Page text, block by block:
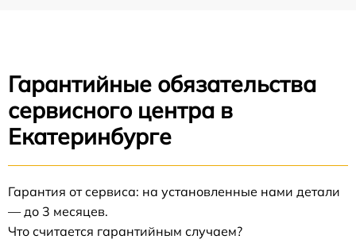
Гарантийные обязательства
сервисного центра в
Екатеринбурге
Гарантия от сервиса: на установленные нами детали
— до 3 месяцев.
Что считается гарантийным случаем?